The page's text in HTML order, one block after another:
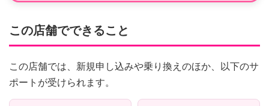
この店舗でできること
この店舗では、新規申し込みや乗り換えのほか、以下のサ
ポートが受けられます。